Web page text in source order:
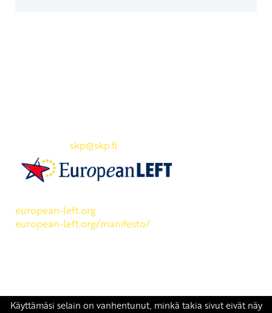
skp@skp.fi
european-left.org
european-left.org/manifesto/